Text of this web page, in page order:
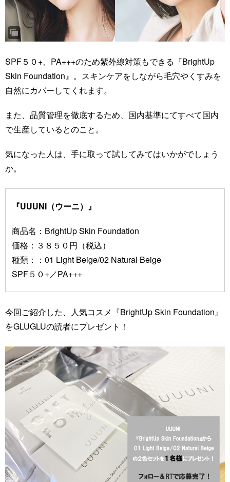
SPF５０+、PA+++のため紫外線対策もできる『BrightUp
Skin Foundation』。スキンケアをしながら毛穴やくすみを
自然にカバーしてくれます。
また、品質管理を徹底するため、国内基準にてすべて国内
で生産しているとのこと。
気になった人は、手に取って試してみてはいかがでしょう
か。
『UUUNI（ウーニ）』
商品名：BrightUp Skin Foundation
価格：３８５０円（税込）
種類：：01 Light Beige/02 Natural Beige
SPF５０+／PA+++
今回ご紹介した、人気コスメ『BrightUp Skin Foundation』
をGLUGLUの読者にプレゼント！